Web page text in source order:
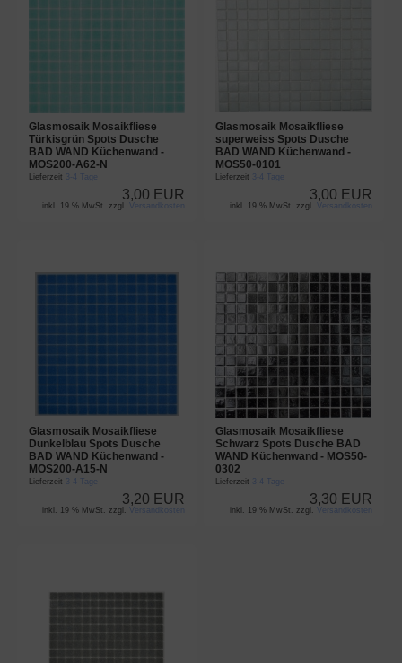
Glasmosaik Mosaikfliese
Türkisgrün Spots Dusche
BAD WAND Küchenwand -
MOS200-A62-N
Lieferzeit 3-4 Tage
3,00 EUR
inkl. 19 % MwSt. zzgl.Versandkosten
Glasmosaik Mosaikfliese
superweiss Spots Dusche
BAD WAND Küchenwand -
MOS50-0101
Lieferzeit 3-4 Tage
3,00 EUR
inkl. 19 % MwSt. zzgl. Versandkosten
Glasmosaik Mosaikfliese
Dunkelblau Spots Dusche
BAD WAND Küchenwand -
MOS200-A15-N
Lieferzeit 3-4 Tage
3,20 EUR
inkl. 19 % MwSt. zzgl.Versandkosten
Glasmosaik Mosaikfliese
Schwarz Spots Dusche BAD
WAND Küchenwand - MOS50-
0302
Lieferzeit 3-4 Tage
3,30 EUR
inkl. 19 % MwSt. zzgl. Versandkosten